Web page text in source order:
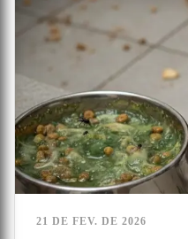
21 DE FEV. DE 2026